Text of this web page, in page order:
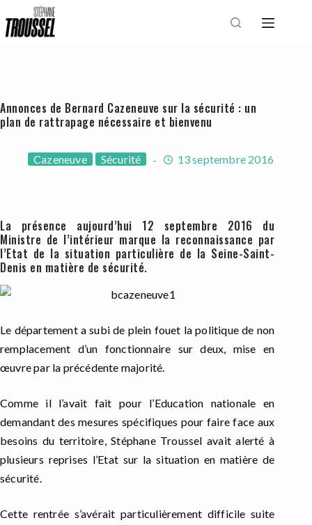
au
Annonces de Bernard Cazeneuve sur la sécurité : un
plan de rattrapage nécessaire et bienvenu
Cazeneuve Sécurité 13 septembre 2016
La présence aujourd’hui 12 septembre 2016 du
Ministre de l’intérieur marque la reconnaissance par
l’Etat de la situation particulière de la Seine-Saint-
Denis en matière de sécurité.
Le département a subi de plein fouet la politique de non
remplacement d’un fonctionnaire sur deux, mise en
œuvre par la précédente majorité.
Comme il l’avait fait pour l’Education nationale en
demandant des mesures spécifiques pour faire face aux
besoins du territoire, Stéphane Troussel avait alerté à
plusieurs reprises l’Etat sur la situation en matière de
sécurité.
Cette rentrée s’avérait particulièrement difficile suite